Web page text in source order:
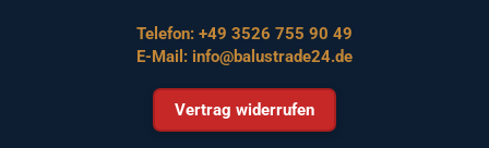
Telefon: +49 3526 755 90 49
E-Mail: info@balustrade24.de
Vertrag widerrufen